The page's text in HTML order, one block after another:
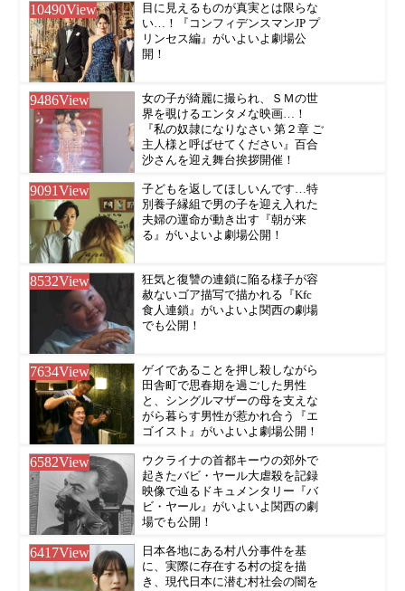
10490View
目に見えるものが真実とは限らな
い…！『コンフィデンスマンJP プ
リンセス編』がいよいよ劇場公
開！
9486View
女の子が綺麗に撮られ、ＳＭの世
界を覗けるエンタメな映画…！
『私の奴隷になりなさい 第２章 ご
主人様と呼ばせてください』百合
沙さんを迎え舞台挨拶開催！
9091View
子どもを返してほしいんです…特
別養子縁組で男の子を迎え入れた
夫婦の運命が動き出す『朝が来
る』がいよいよ劇場公開！
8532View
狂気と復讐の連鎖に陥る様子が容
赦ないゴア描写で描かれる『Kfc
食人連鎖』がいよいよ関西の劇場
でも公開！
7634View
ゲイであることを押し殺しながら
田舎町で思春期を過ごした男性
と、シングルマザーの母を支えな
がら暮らす男性が惹かれ合う『エ
ゴイスト』がいよいよ劇場公開！
6582View
ウクライナの首都キーウの郊外で
起きたバビ・ヤール大虐殺を記録
映像で辿るドキュメンタリー『バ
ビ・ヤール』がいよいよ関西の劇
場でも公開！
6417View
日本各地にある村八分事件を基
に、実際に存在する村の掟を描
き、現代日本に潜む村社会の闇を